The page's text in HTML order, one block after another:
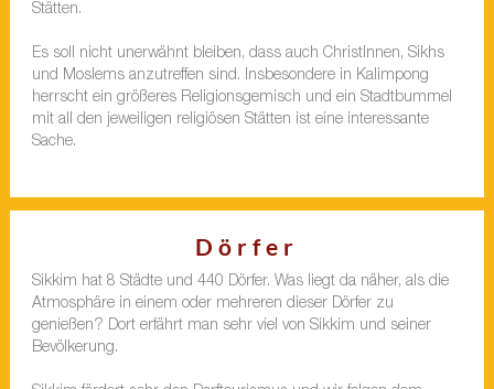
Stätten.
Es soll nicht unerwähnt bleiben, dass auch ChristInnen, Sikhs
und Moslems anzutreffen sind. Insbesondere in Kalimpong
herrscht ein größeres Religionsgemisch und ein Stadtbummel
mit all den jeweiligen religiösen Stätten ist eine interessante
Sache.
Dörfer
Sikkim hat 8 Städte und 440 Dörfer. Was liegt da näher, als die
Atmosphäre in einem oder mehreren dieser Dörfer zu
genießen? Dort erfährt man sehr viel von Sikkim und seiner
Bevölkerung.